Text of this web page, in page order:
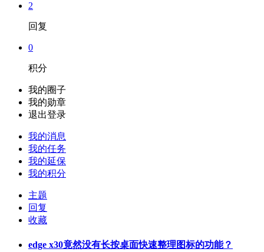
2
回复
0
积分
我的圈子
我的勋章
退出登录
我的消息
我的任务
我的延保
我的积分
主题
回复
收藏
edge x30竟然没有长按桌面快速整理图标的功能？